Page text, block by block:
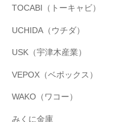
TOCABI（トーキャビ）
UCHIDA（ウチダ）
USK（宇津木産業）
VEPOX（ベポックス）
WAKO（ワコー）
みくに金庫